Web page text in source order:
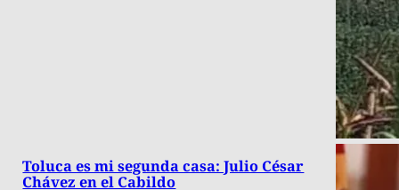
Toluca es mi segunda casa: Julio César
Chávez en el Cabildo